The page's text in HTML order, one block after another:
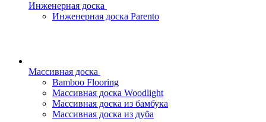
Инженерная доска
Инженерная доска Parento
Массивная доска
Bamboo Flooring
Массивная доска Woodlight
Массивная доска из бамбука
Массивная доска из дуба